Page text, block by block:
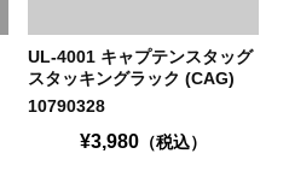
UL-4001 キャプテンスタッグ
スタッキングラック (CAG)
10790328
¥3,980（税込）